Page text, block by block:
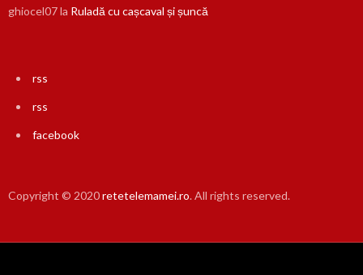
ghiocel07la Ruladă cu cașcaval și șuncă
rss
rss
facebook
Copyright © 2020retetelemamei.ro. All rights reserved.